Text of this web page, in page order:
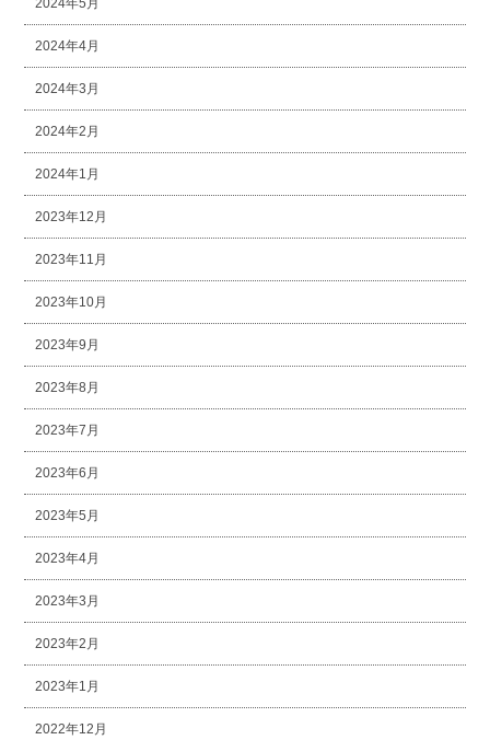
2024年5月
2024年4月
2024年3月
2024年2月
2024年1月
2023年12月
2023年11月
2023年10月
2023年9月
2023年8月
2023年7月
2023年6月
2023年5月
2023年4月
2023年3月
2023年2月
2023年1月
2022年12月